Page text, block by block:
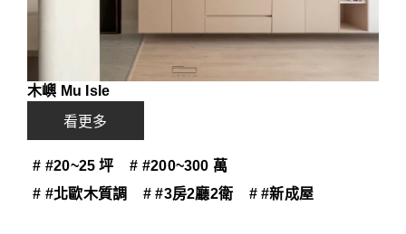
木嶼 Mu Isle
看更多
# #20~25 坪
# #200~300 萬
# #北歐木質調
# #3房2廳2衛 # #新成屋